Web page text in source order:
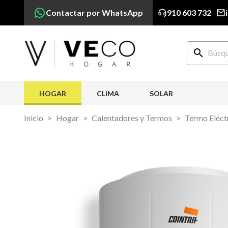
Contactar por WhatsApp 910 603 732
search
HOGAR CLIMA SOLAR
Inicio Hogar Calentadores y Termos Termo